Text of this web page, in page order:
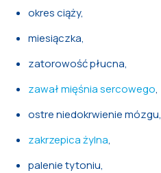
okres ciąży,
miesiączka,
zatorowość płucna,
zawał mięśnia sercowego,
ostre niedokrwienie mózgu,
zakrzepica żylna,
palenie tytoniu,